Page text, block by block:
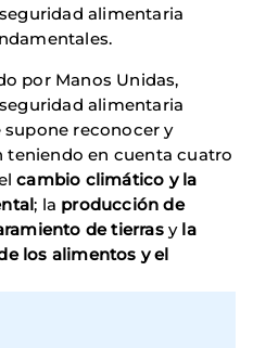
alimentaria
por Manos Unidas,
alimentaria
reconocer y
teniendo en cuenta cuatro
cambio climático y la
; la producción de
de tierrasy la
los alimentos y el